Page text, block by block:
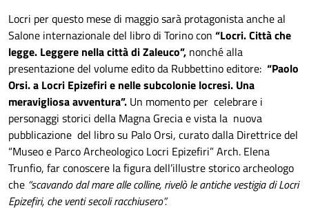
Locri per questo mese di maggio sarà protagonista anche al
Salone internazionale del libro di Torino con “Locri. Città che
legge. Leggere nella città di Zaleuco”, nonché alla
presentazione del volume edito da Rubbettino editore: “Paolo
Orsi. a Locri Epizefiri e nelle subcolonie locresi. Una
meravigliosa avventura”. Un momento per celebrare i
personaggi storici della Magna Grecia e vista la nuova
pubblicazione del libro su Palo Orsi, curato dalla Direttrice del
“Museo e Parco Archeologico Locri Epizefiri” Arch. Elena
Trunfio, far conoscere la figura dell’illustre storico archeologo
che “scavando dal mare alle colline, rivelò le antiche vestigia di Locri
Epizefiri, che venti secoli racchiusero”.